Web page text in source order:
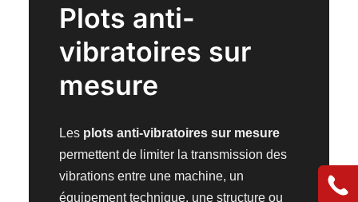
Plots anti-
vibratoires sur
mesure
Les plots anti-vibratoires sur mesure
permettent de limiter la transmission des
vibrations entre une machine, un
équipement technique, une structure ou